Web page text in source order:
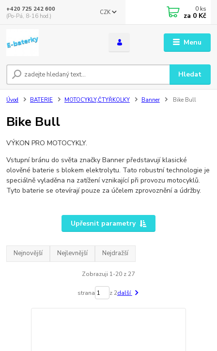
Menu
CZK
Hledat
+420 725 242 600
(Po-Pá, 8-16 hod.)
0 ks
za 0 Kč
Úvod BATERIE MOTOCYKLY,ČTYŘKOLKY Banner Bike Bull
Bike Bull
VÝKON PRO MOTOCYKLY.
Vstupní bránu do světa značky Banner představují klasické
olověné baterie s blokem elektrolytu. Tato robustní technologie je
speciálně vyladěna na zatížení vznikající při provozu motocyklů.
Tyto baterie se otevírají pouze za účelem zprovoznění a údržby.
Upřesnit parametry
Nejnovější Nejlevnější Nejdražší
Zobrazuji 1-20 z 27
strana z 2další